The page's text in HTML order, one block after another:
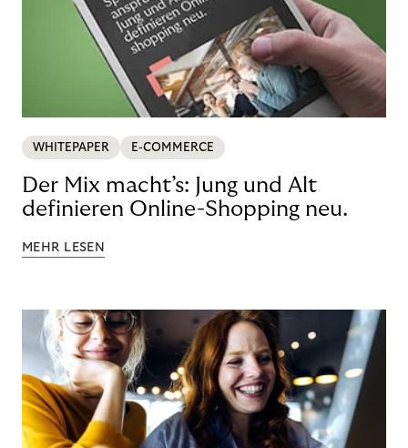
WHITEPAPER E-COMMERCE
Der Mix macht’s: Jung und Alt
definieren Online-Shopping neu.
MEHR LESEN